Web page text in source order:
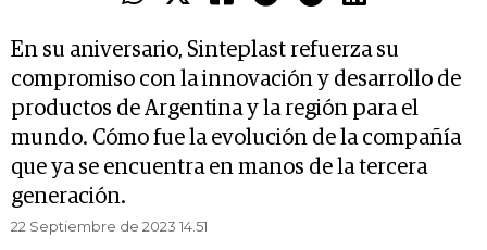
En su aniversario, Sinteplast refuerza su
compromiso con la innovación y desarrollo de
productos de Argentina y la región para el
mundo. Cómo fue la evolución de la compañía
que ya se encuentra en manos de la tercera
generación.
22 Septiembre de 2023 14.51